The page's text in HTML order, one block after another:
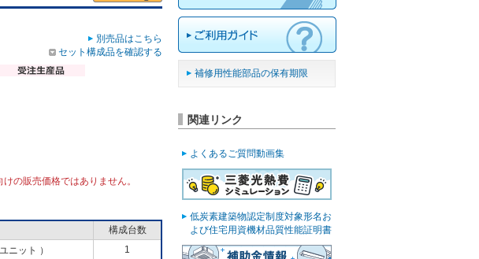
別売品はこちら
セット構成品を確認する
の販売価格ではありません。
構成台数
ニット ） 1
補修用性能部品の保有期限
関連リンク
よくあるご質問動画集
低炭素建築物認定制度対象形名お
よび住宅用資機材品質性能証明書